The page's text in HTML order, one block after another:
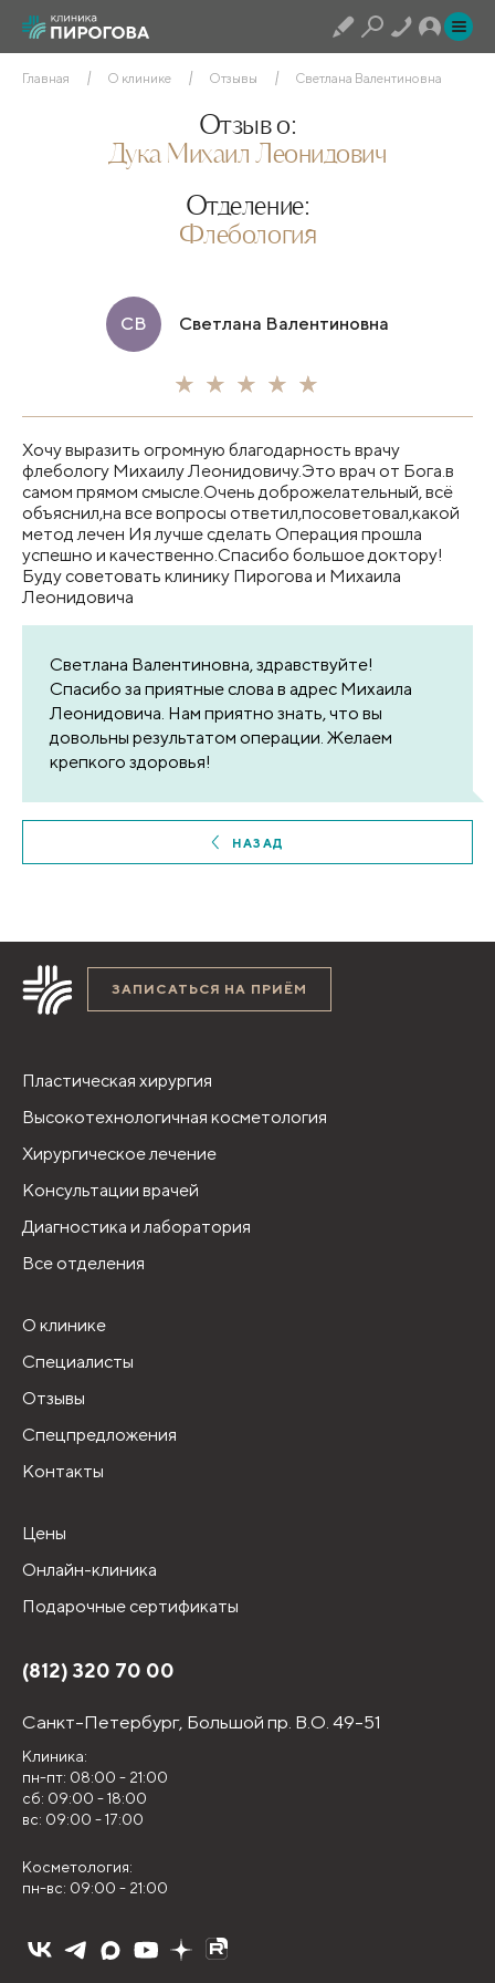
Главная О клинике Отзывы Светлана Валентиновна
Отзыв о:
Дука Михаил Леонидович
Отделение:
Флебология
СВ Светлана Валентиновна
Хочу выразить огромную благодарность врачу
флебологу Михаилу Леонидовичу.Это врач от Бога.в
самом прямом смысле.Очень доброжелательный, всё
объяснил,на все вопросы ответил,посоветовал,какой
метод лечен Ия лучше сделать Операция прошла
успешно и качественно.Спасибо большое доктору!
Буду советовать клинику Пирогова и Михаила
Леонидовича
Светлана Валентиновна, здравствуйте!
Спасибо за приятные слова в адрес Михаила
Леонидовича. Нам приятно знать, что вы
довольны результатом операции. Желаем
крепкого здоровья!
НАЗАД
ЗАПИСАТЬСЯ НА ПРИЁМ
Пластическая хирургия
Высокотехнологичная косметология
Хирургическое лечение
Консультации врачей
Диагностика и лаборатория
Все отделения
О клинике
Специалисты
Отзывы
Спецпредложения
Контакты
Цены
Онлайн-клиника
Подарочные сертификаты
(812) 320 70 00
Санкт-Петербург, Большой пр. В.О. 49-51
Клиника:
пн-пт: 08:00 - 21:00
сб: 09:00 - 18:00
вс: 09:00 - 17:00
Косметология:
пн-вс: 09:00 - 21:00